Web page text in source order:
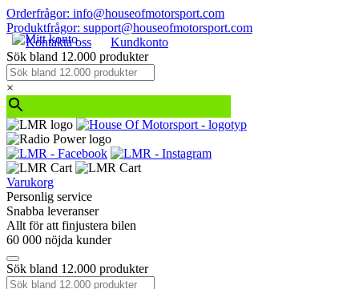
Orderfrågor: info@houseofmotorsport.com
Produktfrågor: support@houseofmotorsport.com
Kontakta oss
Kundkonto
Sök bland 12.000 produkter
×
Varukorg
Personlig service
Snabba leveranser
Allt för att finjustera bilen
60 000 nöjda kunder
Sök bland 12.000 produkter